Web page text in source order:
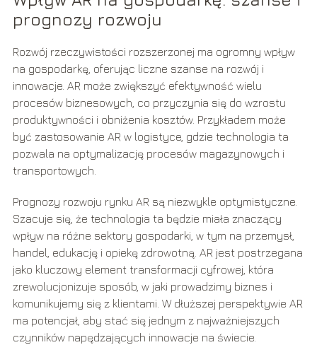
prognozy rozwoju
Rozwój rzeczywistości rozszerzonej ma ogromny wpływ
na gospodarkę, oferując liczne szanse na rozwój i
innowacje. AR może zwiększyć efektywność wielu
procesów biznesowych, co przyczynia się do wzrostu
produktywności i obniżenia kosztów. Przykładem może
być zastosowanie AR w logistyce, gdzie technologia ta
pozwala na optymalizację procesów magazynowych i
transportowych.
Prognozy rozwoju rynku AR są niezwykle optymistyczne.
Szacuje się, że technologia ta będzie miała znaczący
wpływ na różne sektory gospodarki, w tym na przemysł,
handel, edukację i opiekę zdrowotną. AR jest postrzegana
jako kluczowy element transformacji cyfrowej, która
zrewolucjonizuje sposób, w jaki prowadzimy biznes i
komunikujemy się z klientami. W dłuższej perspektywie AR
ma potencjał, aby stać się jednym z najważniejszych
czynników napędzających innowacje na świecie.